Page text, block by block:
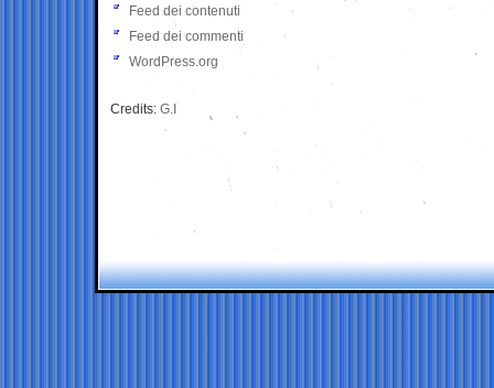
Feed dei contenuti
Feed dei commenti
WordPress.org
Credits: G.I